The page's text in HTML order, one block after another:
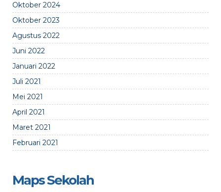
Oktober 2024
Oktober 2023
Agustus 2022
Juni 2022
Januari 2022
Juli 2021
Mei 2021
April 2021
Maret 2021
Februari 2021
Maps Sekolah